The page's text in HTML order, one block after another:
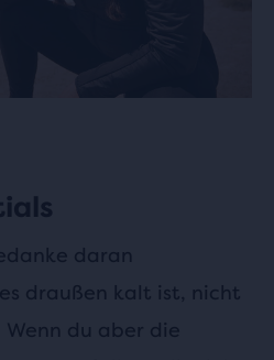
daran
draußen kalt ist, nicht
du aber die